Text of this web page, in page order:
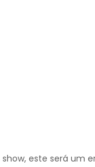
este será um